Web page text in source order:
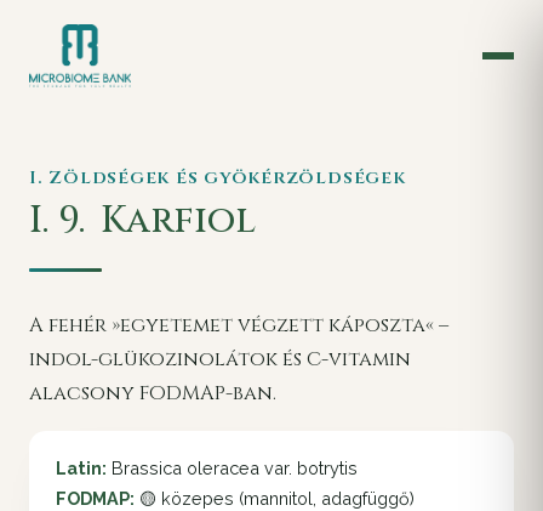
I. Zöldségek és gyökérzöldségek
I. 9. Karfiol
A fehér »egyetemet végzett káposzta« –
indol-glükozinolátok és C-vitamin
alacsony FODMAP-ban.
Latin: Brassica oleracea var. botrytis
FODMAP: 🟡 közepes (mannitol, adagfüggő)